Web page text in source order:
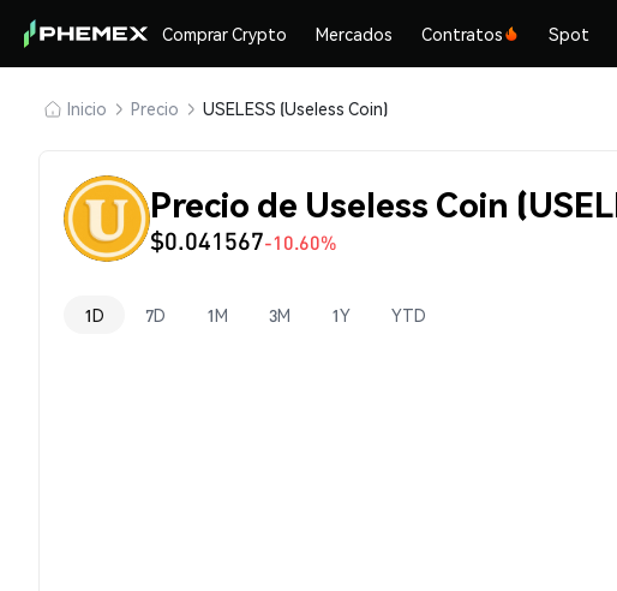
Comprar Crypto Mercados Contratos Spot
Inicio Precio USELESS (Useless Coin)
Precio de Useless Coin
$0.041567-10.60%
1D 7D 1M 3M 1Y YTD